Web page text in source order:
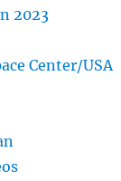
2023
Center/USA